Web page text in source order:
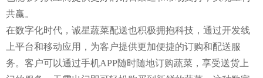
共赢。
在数字化时代，诚星蔬菜配送也积极拥抱科技，通过开发线
上平台和移动应用，为客户提供更加便捷的订购和配送服
务。客户可以通过手机APP随时随地订购蔬菜，享受送货上